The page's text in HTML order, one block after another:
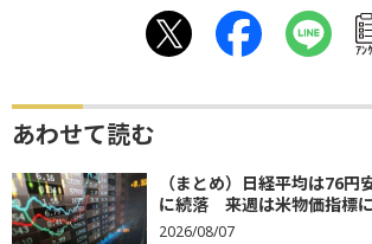
ｱﾝ
あわせて読む
（まとめ）日経平均は76
に続落 来週は米物価指標
2026/08/07